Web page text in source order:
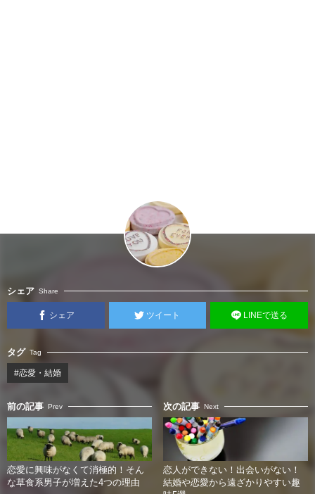
シェア Share
シェア ツイート LINEで送る
タグ Tag
#恋愛・結婚
前の記事 Prev
恋愛に興味がなくて消極的！そん
な草食系男子が増えた4つの理由
次の記事 Next
恋人ができない！出会いがない！
結婚や恋愛から遠ざかりやすい趣